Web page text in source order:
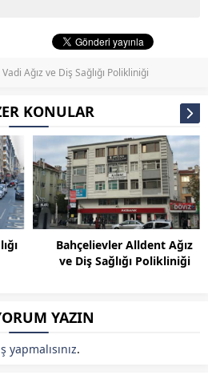
Ağız ve Diş Sağlığı Polikliniği
KONULAR
Bahçelievler Alldent Ağız
ve Diş Sağlığı Polikliniği
YAZIN
yapmalısınız.